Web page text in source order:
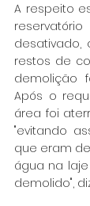
A respeito
restos de
demolição
Após o
área foi
"evitando
que eram
água na
demolido",